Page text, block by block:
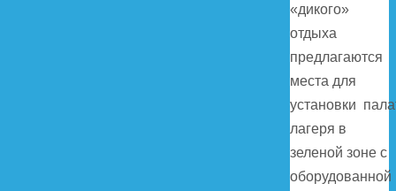
«дикого»
отдыха
предлагаются
места для
установки
лагеря в
зеленой зоне с
оборудованной